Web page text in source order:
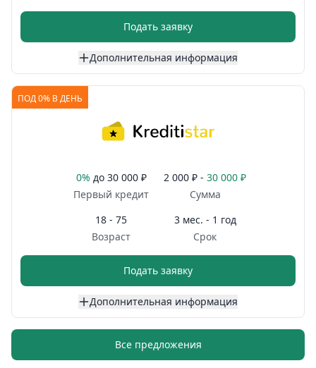
Подать заявку
Дополнительная информация
ПОД 0% В ДЕНЬ
0% до 30 000 ₽
Первый кредит
2 000 ₽ - 30 000 ₽
Сумма
18 - 75
Возраст
3 мес. - 1 год
Срок
Подать заявку
Дополнительная информация
Все предложения